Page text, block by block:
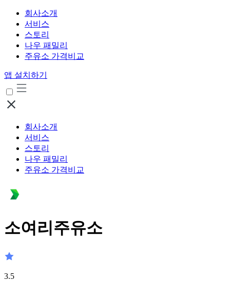
회사소개
서비스
스토리
나우 패밀리
주유소 가격비교
앱 설치하기
회사소개
서비스
스토리
나우 패밀리
주유소 가격비교
소여리주유소
3.5